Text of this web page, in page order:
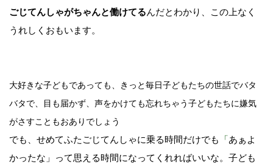
ごじてんしゃがちゃんと働けてるんだとわかり、この上なく
うれしくおもいます。
大好きな子どもであっても、 きっと毎日子どもたちの世話でバタ
バタで、 目も届かず、 声をかけても忘れちゃう子どもたちに嫌気
がさすこともおありでしょう
でも、 せめてふたごじてんしゃに乗る時間だけでも 「あぁよ
かったな」
って思える時間になってくれればいいな。 子ども